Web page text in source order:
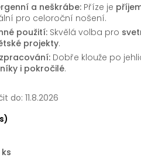
do: 11.8.2026
a neškrábe: Příze je
pro celoroční nošení.
použití: Skvělá volba pro
projekty.
Dobře klouže po
i pokročilé.